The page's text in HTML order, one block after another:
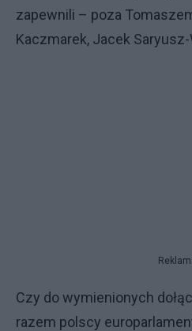
zapewnili – poza
Kaczmarek, Jacek
Czy do wymienionych
razem polscy